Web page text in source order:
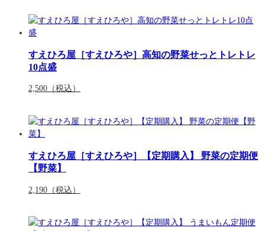
すえひろ屋［すえひろや］高知の野菜せっとトレトレ
10点盛
2,500 （税込）
すえひろ屋［すえひろや］【定期購入】 野菜の定期便
【野菜】
2,190 （税込）